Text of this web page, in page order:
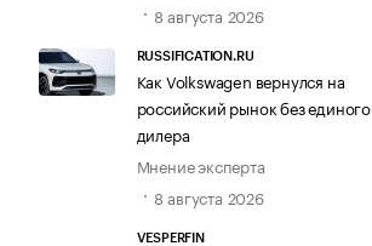
8 августа 2026
RUSSIFICATION.RU
Как Volkswagen вернулся на
российский рынок без единого
дилера
Мнение эксперта
8 августа 2026
VESPERFIN